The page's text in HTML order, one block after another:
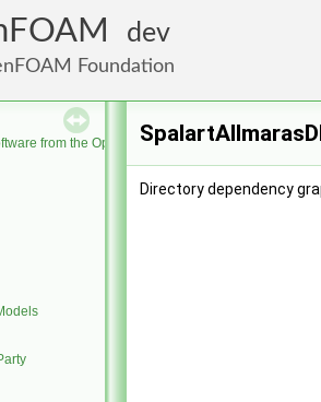
dev
Foundation
from the OpenFOAM Foundation
Directory dependency